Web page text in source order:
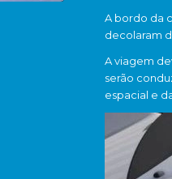
A bordo da
decolaram
A viagem
serão
espacial e